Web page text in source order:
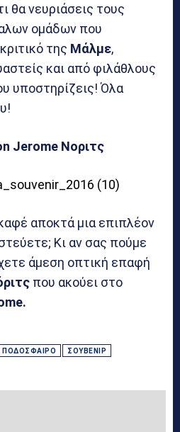
θα νευριάσεις τους
ομάδων που
της Μάλμε,
και από φιλάθλους
υποστηρίζεις! Όλα
Jerome Νοριτς
αποκτά μια επιπλέον
Κι αν σας πούμε
άμεση οπτική επαφή
που ακούει στο
ΠΟΔΌΣΦΑΙΡΟ ΣΟΥΒΕΝΊΡ